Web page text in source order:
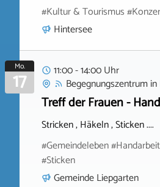
#Kultur & Tourismus
Hintersee
Mo.
17
11:00 - 14:00 Uhr
Begegnungszentrumin
Treff der Frauen -
Stricken , Häkeln , Sticken ....
#Gemeindeleben
#Sticken
Gemeinde Liepgarten